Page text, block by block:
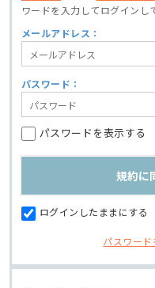
ワードを入力してログインし
メールアドレス：
パスワード：
パスワードを表示する
ログインしたままにする
パスワー